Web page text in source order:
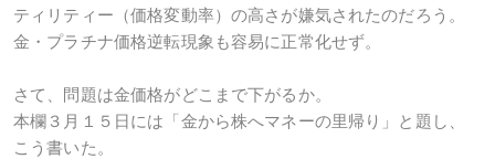
ティリティー（価格変動率）の高さが嫌気されたのだろう。
金・プラチナ価格逆転現象も容易に正常化せず。
さて、問題は金価格がどこまで下がるか。
本欄３月１５日には「金から株へマネーの里帰り」と題し、
こう書いた。